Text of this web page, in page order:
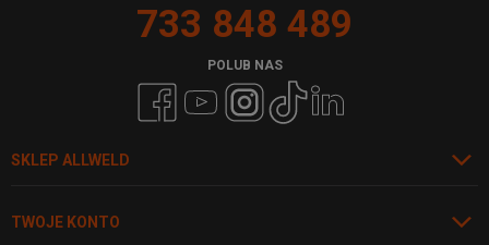
SKLEP ALLWELD
TWOJE KONTO
733 848 489
POLUB NAS